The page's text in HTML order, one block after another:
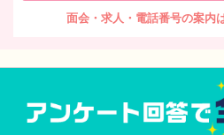
面会・求人・電話番号の案内